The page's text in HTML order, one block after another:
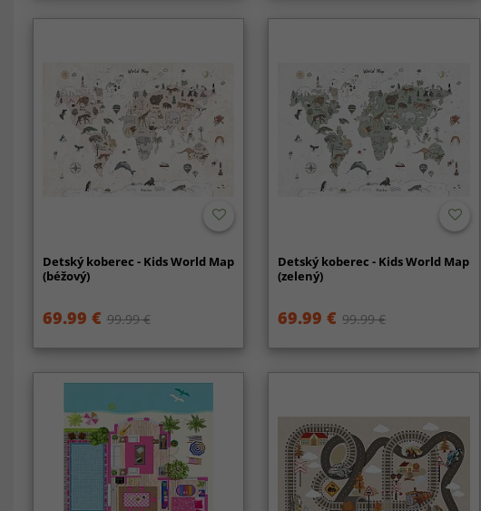
Detský koberec - Kids World Map
(béžový)
69.99 € 99.99 €
Detský koberec - Kids World Map
(zelený)
69.99 € 99.99 €